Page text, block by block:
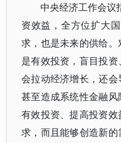
中央经济工作会议
资效益，全方位扩大
求，也是未来的供给
是有效投资，盲目投
会拉动经济增长，还会
甚至造成系统性金融
有效投资、提高投资
求，而且能够创造新